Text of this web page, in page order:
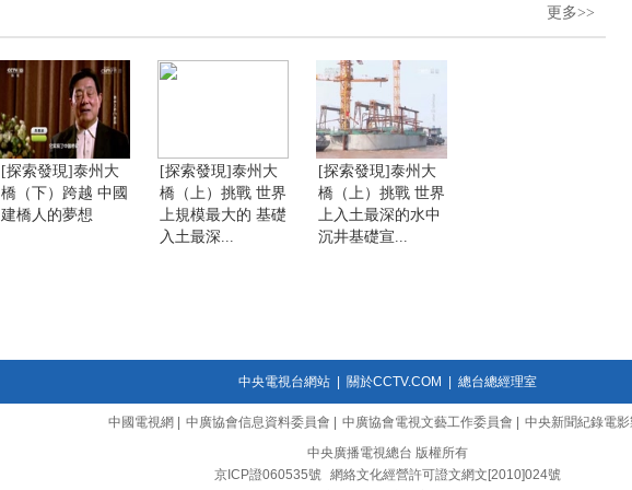
更多>>
[探索發現]泰州大
橋（下）跨越 中國
建橋人的夢想
[探索發現]泰州大
橋（上）挑戰 世界
上規模最大的 基礎
入土最深...
[探索發現]泰州大
橋（上）挑戰 世界
上入土最深的水中
沉井基礎宣...
中央電視台網站| 關於CCTV.COM 總台總經理室
中國電視網 中廣協會信息資料委員會 中廣協會電視文藝工作委員會
中央新聞紀錄電
中央廣播電視總台 版權所有
京ICP證060535號
網絡文化經營許可證文網文[2010]024號